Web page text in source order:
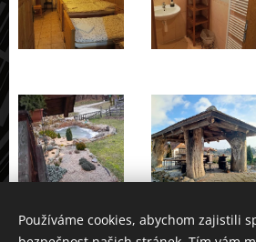
Používáme cookies, abychom zajistili